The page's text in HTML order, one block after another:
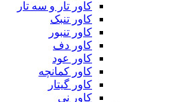
کاور تار و سه تار
کاور تنبک
کاور تنبور
کاور دف
کاور عود
کاور کمانچه
کاور گیتار
کاور نی